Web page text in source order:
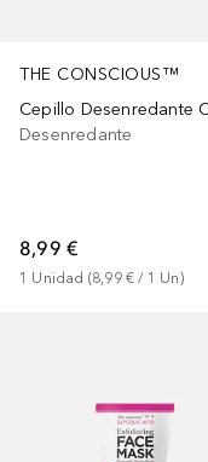
THE CONSCIOUS™
Desenredante
8,99 €
1 Unidad (8,99 € / 1 Un)